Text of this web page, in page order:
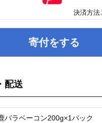
寄付をする
配送
バラベーコン200g×1パック
決済方法